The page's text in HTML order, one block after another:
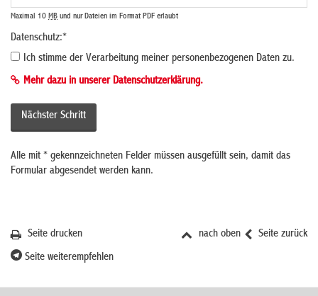
Maximal 10 MB und nur Dateien im Format PDF erlaubt
Datenschutz:*
Ich stimme der Verarbeitung meiner personenbezogenen Daten zu.
Mehr dazu in unserer Datenschutzerklärung.
Alle mit * gekennzeichneten Felder müssen ausgefüllt sein, damit das
Formular abgesendet werden kann.
Seite zurück
nach oben
Seite drucken
Seite weiterempfehlen